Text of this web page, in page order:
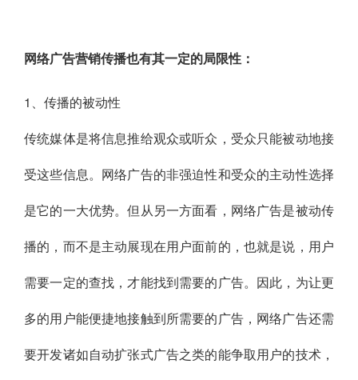
网络广告营销传播也有其一定的局限性：
1、传播的被动性
传统媒体是将信息推给观众或听众，受众只能被动地接
受这些信息。网络广告的非强迫性和受众的主动性选择
是它的一大优势。但从另一方面看，网络广告是被动传
播的，而不是主动展现在用户面前的，也就是说，用户
需要一定的查找，才能找到需要的广告。因此，为让更
多的用户能便捷地接触到所需要的广告，网络广告还需
要开发诸如自动扩张式广告之类的能争取用户的技术，